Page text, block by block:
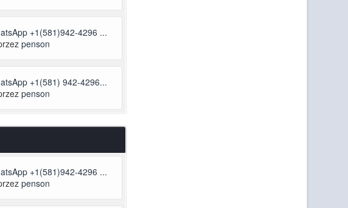
+1(581)942-4296 ...
penson
+1(581) 942-4296...
penson
+1(581)942-4296 ...
penson